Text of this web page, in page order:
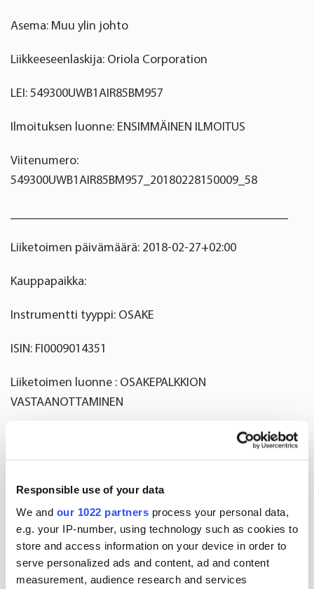
Responsible use of your data
We and our 1022 partners process your personal data,
e.g. your IP-number, using technology such as cookies to
store and access information on your device in order to
serve personalized ads and content, ad and content
measurement, audience research and services
Asema: Muu ylin johto
Liikkeeseenlaskija: Oriola Corporation
LEI: 549300UWB1AIR85BM957
Ilmoituksen luonne: ENSIMMÄINEN ILMOITUS
Viitenumero:
549300UWB1AIR85BM957_20180228150009_58
Liiketoimen päivämäärä: 2018-02-27+02:00
Kauppapaikka:
Instrumentti tyyppi: OSAKE
ISIN: FI0009014351
Liiketoimen luonne : OSAKEPALKKION
VASTAANOTTAMINEN
(1): Volyymi: 21050 Keskihinta: 0.00 EUR
Julkaisija: